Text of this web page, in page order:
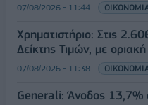
07/08/2026 - 11:44
Χρηματιστήριο: Στις
Δείκτης Τιμών, με
07/08/2026 - 11:38
Generali: Άνοδος